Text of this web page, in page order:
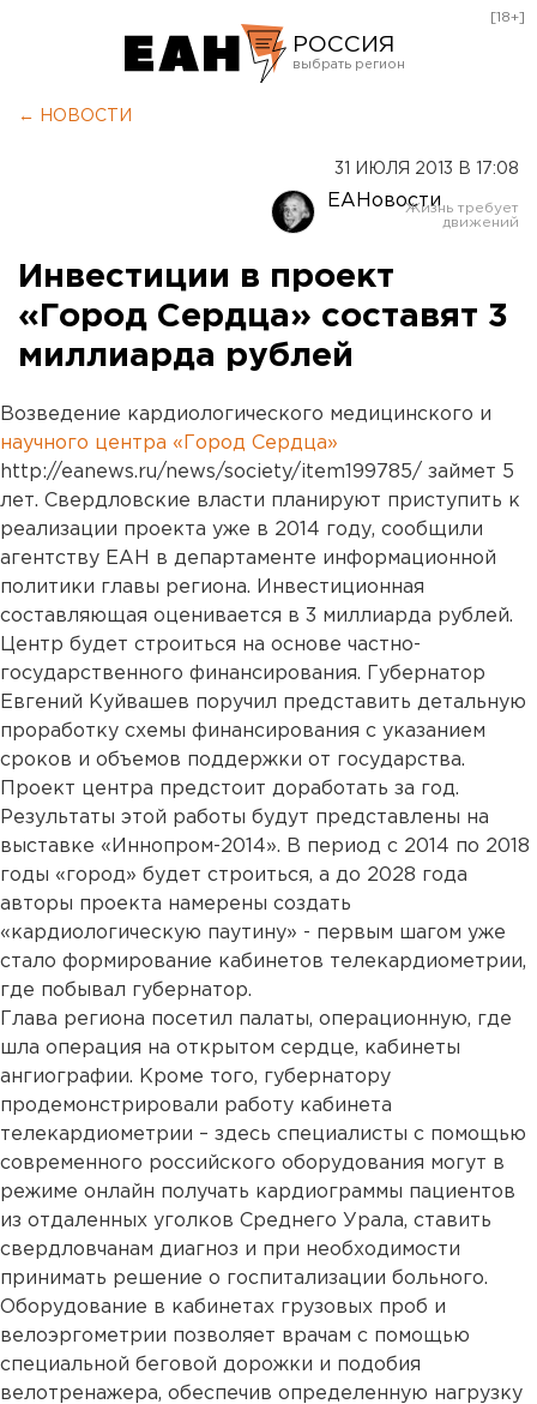
РОССИЯ
Оренбург
[18+]
← НОВОСТИ
31 ИЮЛЯ 2013 В 17:08
ЕАНовости
Инвестиции в проект
«Город Сердца» составят 3
миллиарда рублей
Возведение кардиологического медицинского и
научного центра «Город Сердца»
http://eanews.ru/news/society/item199785/ займет 5
лет. Свердловские власти планируют приступить к
реализации проекта уже в 2014 году, сообщили
агентству ЕАН в департаменте информационной
политики главы региона. Инвестиционная
составляющая оценивается в 3 миллиарда рублей.
Центр будет строиться на основе частно-
государственного финансирования. Губернатор
Евгений Куйвашев поручил представить детальную
проработку схемы финансирования с указанием
сроков и объемов поддержки от государства.
Проект центра предстоит доработать за год.
Результаты этой работы будут представлены на
выставке «Иннопром-2014». В период с 2014 по 2018
годы «город» будет строиться, а до 2028 года
авторы проекта намерены создать
«кардиологическую паутину» - первым шагом уже
стало формирование кабинетов телекардиометрии,
где побывал губернатор.
Глава региона посетил палаты, операционную, где
шла операция на открытом сердце, кабинеты
ангиографии. Кроме того, губернатору
продемонстрировали работу кабинета
телекардиометрии – здесь специалисты с помощью
современного российского оборудования могут в
режиме онлайн получать кардиограммы пациентов
из отдаленных уголков Среднего Урала, ставить
свердловчанам диагноз и при необходимости
принимать решение о госпитализации больного.
Оборудование в кабинетах грузовых проб и
велоэргометрии позволяет врачам с помощью
специальной беговой дорожки и подобия
велотренажера, обеспечив определенную нагрузку